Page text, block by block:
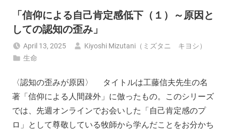
「信仰による自己肯定感低下（１）～原因と
しての認知の歪み」
April 13, 2025
Kiyoshi Mizutani（ミズタニ キヨシ）
生命
〈認知の歪みが原因〉 タイトルは工藤信夫先生の名
著「信仰による人間疎外」に倣ったもの。このシリーズ
では、先週オンラインでお会いした「自己肯定感のプ
ロ」として尊敬している牧師から学んだことをお分かち